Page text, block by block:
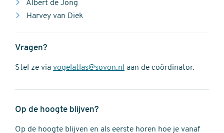
Albert de Jong
Harvey van Diek
Vragen?
Stel ze via vogelatlas@sovon.nl aan de coördinator.
Op de hoogte blijven?
Op de hoogte blijven en als eerste horen hoe je vanaf